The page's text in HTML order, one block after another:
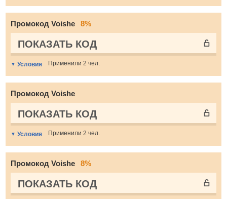
Промокод Voishe 8%
ПОКАЗАТЬ КОД
Условия Применили 2 чел.
Промокод Voishe
ПОКАЗАТЬ КОД
Условия Применили 2 чел.
Промокод Voishe 8%
ПОКАЗАТЬ КОД